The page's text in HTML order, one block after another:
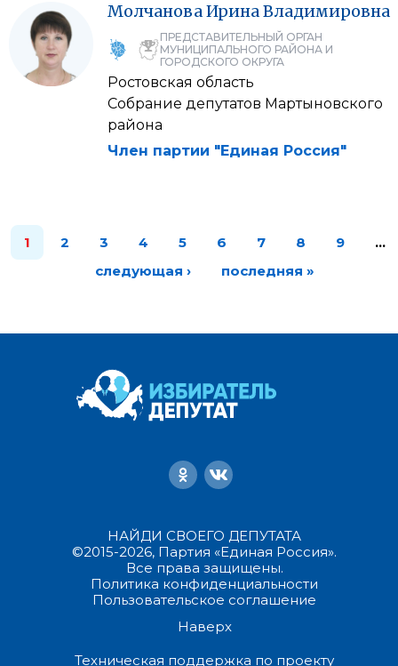
МолчановаИринаВладимировна
ПРЕДСТАВИТЕЛЬНЫЙ ОРГАН
МУНИЦИПАЛЬНОГО РАЙОНА И
ГОРОДСКОГО ОКРУГА
Ростовская область
Собрание депутатов Мартыновского
района
Член партии "Единая Россия"
1 2 3 4 5 6 7 8 9
…
следующая ›
последняя »
НАЙДИ СВОЕГО ДЕПУТАТА
©2015-2026, Партия «Единая Россия».
Все права защищены.
Политика конфиденциальности
Пользовательское соглашение
Наверх
Техническая поддержка по проекту